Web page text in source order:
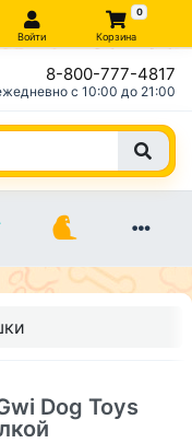
Войти
0
Корзина
8-800-777-4817
c 10:00 до 21:00
Dog Toys
×